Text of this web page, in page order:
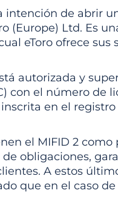
intención de abrir
(Europe) Ltd. Es
eToro ofrece sus
autorizada y
con el número de
en el
el MIFID 2
obligaciones,
A estos
que en el caso